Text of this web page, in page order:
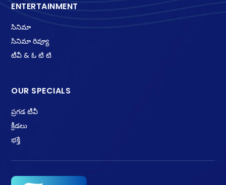
ENTERTAINMENT
సినిమా
సినిమా రివ్యూ
టీవీ & ఓ టి టి
OUR SPECIALS
ప్రగడ టీవీ
క్రీడలు
భక్తి